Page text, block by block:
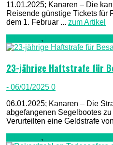
11.01.2025; Kanaren – Die
Reisende günstige Tickets für
dem 1. Februar ... zum Artikel
,
23-jährige Haftstrafe für
- 06/01/2025 0
06.01.2025; Kanaren – Die
abgefangenen Segelbootes
Verurteilten eine Geldstrafe
,